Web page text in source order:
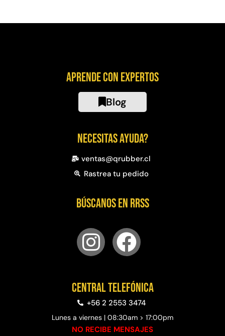
Aprende con expertos
Blog
Necesitas ayuda?
ventas@qrubber.cl
Rastrea tu pedido
Búscanos en RRSS
Central telefónica
+56 2 2553 3474
Lunes a viernes | 08:30am > 17:00pm
NO RECIBE MENSAJES